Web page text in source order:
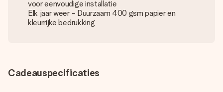
voor eenvoudige installatie
Elk jaar weer - Duurzaam 400 gsm papier en
kleurrijke bedrukking
Cadeauspecificaties